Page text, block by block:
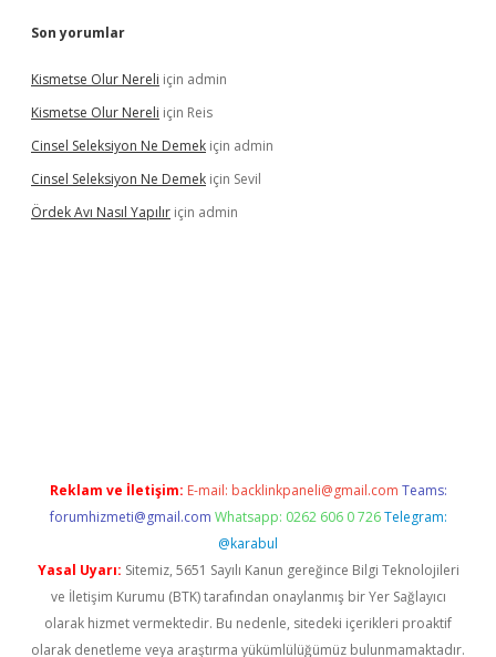
Son yorumlar
Kismetse Olur Nereli için admin
Kismetse Olur Nereli için Reis
Cinsel Seleksiyon Ne Demek için admin
Cinsel Seleksiyon Ne Demek için Sevil
Ördek Avı Nasıl Yapılır için admin
Reklam ve İletişim: E-mail: backlinkpaneli@gmail.com Teams:
forumhizmeti@gmail.com Whatsapp: 0262 606 0 726 Telegram:
@karabul
Yasal Uyarı: Sitemiz, 5651 Sayılı Kanun gereğince Bilgi Teknolojileri
ve İletişim Kurumu (BTK) tarafından onaylanmış bir Yer Sağlayıcı
olarak hizmet vermektedir. Bu nedenle, sitedeki içerikleri proaktif
olarak denetleme veya araştırma yükümlülüğümüz bulunmamaktadır.